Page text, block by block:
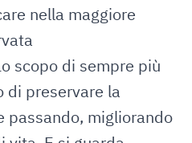
nella maggiore
scopo di sempre più
di preservare la
passando, migliorando